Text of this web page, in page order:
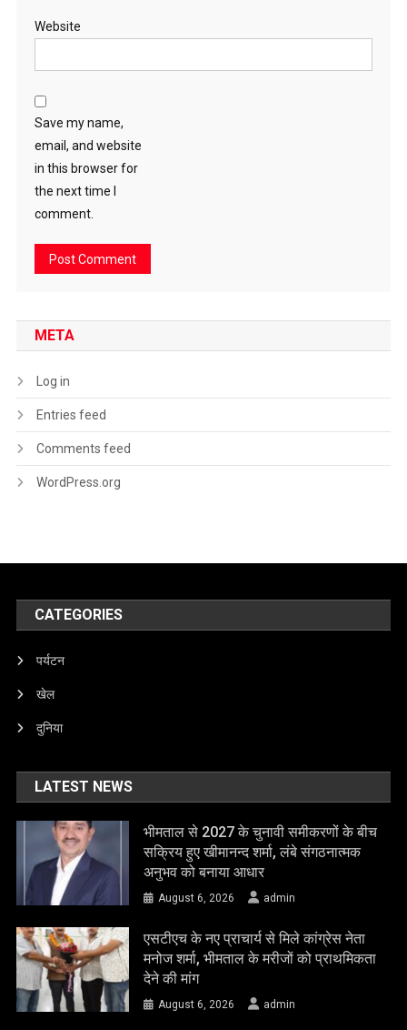
Website
Save my name,
email, and website
in this browser for
the next time I
comment.
META
Log in
Entries feed
Comments feed
WordPress.org
CATEGORIES
पर्यटन
खेल
दुनिया
LATEST NEWS
भीमताल से 2027 के चुनावी समीकरणों के बीच
सक्रिय हुए खीमानन्द शर्मा, लंबे संगठनात्मक
अनुभव को बनाया आधार
August 6, 2026 admin
एसटीएच के नए प्राचार्य से मिले कांग्रेस नेता
मनोज शर्मा, भीमताल के मरीजों को प्राथमिकता
देने की मांग
August 6, 2026 admin